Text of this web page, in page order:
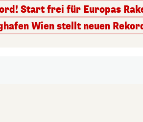
Start frei für Europas
Wien stellt neuen